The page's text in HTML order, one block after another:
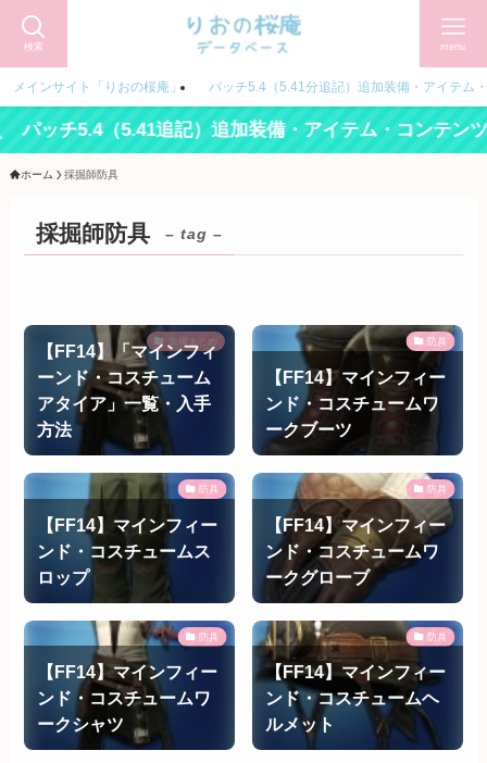
検索 menu
メインサイト「りおの桜庵」 パッチ5.4（5.41分追記）追加装備・アイテム
ッチ5.4（5.41追記）追加装備・アイテム・コンテンツ
ホーム 採掘師防具
採掘師防具 – tag –
装備まとめ
【FF14】「マインフィ
ーンド・コスチューム
アタイア」一覧・入手
方法
防具
【FF14】マインフィー
ンド・コスチュームワ
ークブーツ
防具
【FF14】マインフィー
ンド・コスチュームス
ロップ
防具
【FF14】マインフィー
ンド・コスチュームワ
ークグローブ
防具
【FF14】マインフィー
ンド・コスチュームワ
ークシャツ
防具
【FF14】マインフィー
ンド・コスチュームヘ
ルメット